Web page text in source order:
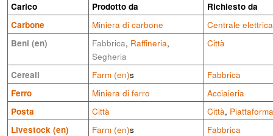
Carico
Prodotto da
Richiesto da
Carbone
Miniera di carbone
Centrale elettrica
Beni (en)
Fabbrica, Raffineria,
Segheria
Città
Cereali Farm (en)s
Fabbrica
Ferro
Miniera di ferro
Acciaieria
Posta
Città Città,
Livestock (en)
Farm (en)s
Fabbrica